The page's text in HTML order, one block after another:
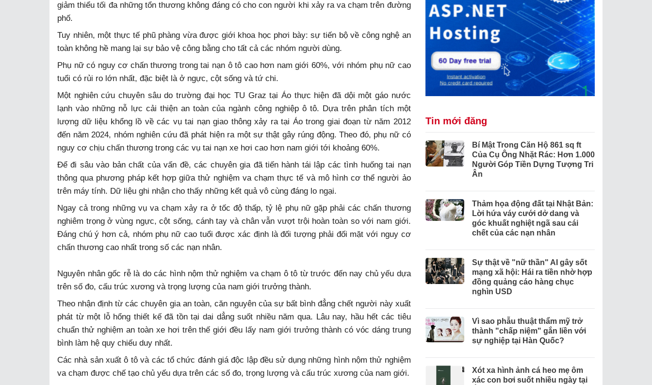
giảm thiểu tối đa những tổn thương không đáng có cho con người khi xảy ra va chạm trên đường
phố.
Tuy nhiên, một thực tế phũ phàng vừa được giới khoa học phơi bày: sự tiến bộ về công nghệ an
toàn không hề mang lại sự bảo vệ công bằng cho tất cả các nhóm người dùng.
Phụ nữ có nguy cơ chấn thương trong tai nạn ô tô cao hơn nam giới 60%, với nhóm phụ nữ cao
tuổi có rủi ro lớn nhất, đặc biệt là ở ngực, cột sống và tứ chi.
Một nghiên cứu chuyên sâu do trường đại học TU Graz tại Áo thực hiện đã dội một gáo nước
lạnh vào những nỗ lực cải thiện an toàn của ngành công nghiệp ô tô. Dựa trên phân tích một
lượng dữ liệu khổng lồ về các vụ tai nạn giao thông xảy ra tại Áo trong giai đoạn từ năm 2012
đến năm 2024, nhóm nghiên cứu đã phát hiện ra một sự thật gây rúng động. Theo đó, phụ nữ có
nguy cơ chịu chấn thương trong các vụ tai nạn xe hơi cao hơn nam giới tới khoảng 60%.
Để đi sâu vào bản chất của vấn đề, các chuyên gia đã tiến hành tái lập các tình huống tai nạn
thông qua phương pháp kết hợp giữa thử nghiệm va chạm thực tế và mô hình cơ thể người ảo
trên máy tính. Dữ liệu ghi nhận cho thấy những kết quả vô cùng đáng lo ngại.
Ngay cả trong những vụ va chạm xảy ra ở tốc độ thấp, tỷ lệ phụ nữ gặp phải các chấn thương
nghiêm trọng ở vùng ngực, cột sống, cánh tay và chân vẫn vượt trội hoàn toàn so với nam giới.
Đáng chú ý hơn cả, nhóm phụ nữ cao tuổi được xác định là đối tượng phải đối mặt với nguy cơ
chấn thương cao nhất trong số các nạn nhân.
Nguyên nhân gốc rễ là do các hình nộm thử nghiệm va chạm ô tô từ trước đến nay chủ yếu dựa
trên số đo, cấu trúc xương và trọng lượng của nam giới trưởng thành.
Theo nhận định từ các chuyên gia an toàn, căn nguyên của sự bất bình đẳng chết người này xuất
phát từ một lỗ hổng thiết kế đã tồn tại dai dẳng suốt nhiều năm qua. Lâu nay, hầu hết các tiêu
chuẩn thử nghiệm an toàn xe hơi trên thế giới đều lấy nam giới trưởng thành có vóc dáng trung
bình làm hệ quy chiếu duy nhất.
Các nhà sản xuất ô tô và các tổ chức đánh giá độc lập đều sử dụng những hình nộm thử nghiệm
va chạm được chế tạo chủ yếu dựa trên các số đo, trọng lượng và cấu trúc xương của nam giới.
Tin mới đăng
Bí Mật Trong Căn Hộ 861 sq ft
Của Cụ Ông Nhặt Rác: Hơn 1.000
Người Góp Tiền Dựng Tượng Tri
Ân
Thảm họa động đất tại Nhật Bản:
Lời hứa váy cưới dở dang và
góc khuất nghiệt ngã sau cái
chết của các nạn nhân
Sự thật về "nữ thần" AI gây sốt
mạng xã hội: Hái ra tiền nhờ hợp
đồng quảng cáo hàng chục
nghìn USD
Vì sao phẫu thuật thẩm mỹ trở
thành "chấp niệm" gắn liền với
sự nghiệp tại Hàn Quốc?
Xót xa hình ảnh cá heo mẹ ôm
xác con bơi suốt nhiều ngày tại